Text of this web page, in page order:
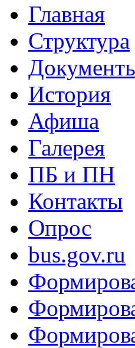
Главная
Структура
История
Афиша
Галерея
ПБ и ПН
Контакты
Опрос
bus.gov.ru